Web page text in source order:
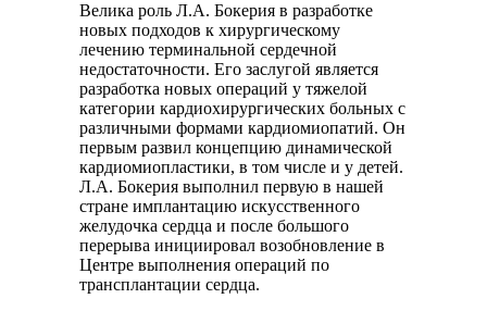
Велика роль Л.А. Бокерия в разработке
новых подходов к хирургическому
лечению терминальной сердечной
недостаточности. Его заслугой является
разработка новых операций у тяжелой
категории кардиохирургических больных с
различными формами кардиомиопатий. Он
первым развил концепцию динамической
кардиомиопластики, в том числе и у детей.
Л.А. Бокерия выполнил первую в нашей
стране имплантацию искусственного
желудочка сердца и после большого
перерыва инициировал возобновление в
Центре выполнения операций по
трансплантации сердца.